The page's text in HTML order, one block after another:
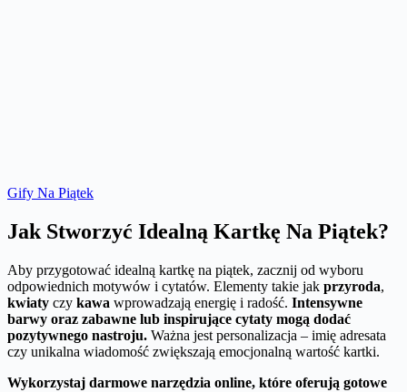
Gify Na Piątek
Jak Stworzyć Idealną Kartkę Na Piątek?
Aby przygotować idealną kartkę na piątek, zacznij od wyboru
odpowiednich motywów i cytatów. Elementy takie jak przyroda,
kwiaty czy kawa wprowadzają energię i radość. Intensywne
barwy oraz zabawne lub inspirujące cytaty mogą dodać
pozytywnego nastroju. Ważna jest personalizacja – imię adresata
czy unikalna wiadomość zwiększają emocjonalną wartość kartki.
Wykorzystaj darmowe narzędzia online, które oferują gotowe